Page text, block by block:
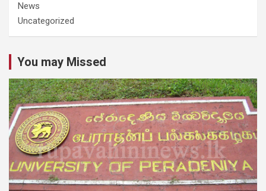
News
Uncategorized
You may Missed